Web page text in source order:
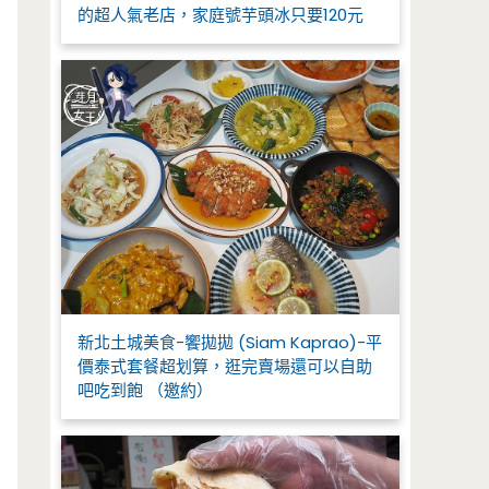
的超人氣老店，家庭號芋頭冰只要120元
新北土城美食-饗拋拋 (Siam Kaprao)-平
價泰式套餐超划算，逛完賣場還可以自助
吧吃到飽 （邀約）